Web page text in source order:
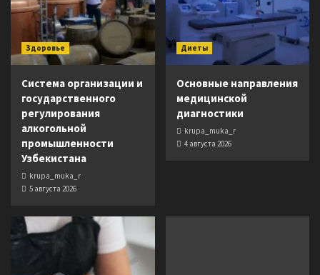
Здоровье
Система организации и
государственного
регулирования
алкогольной
промышленности
Узбекистана
krupa_muka_r
5 августа 2026
Диеты
Основные направления
медицинской
диагностики
krupa_muka_r
4 августа 2026